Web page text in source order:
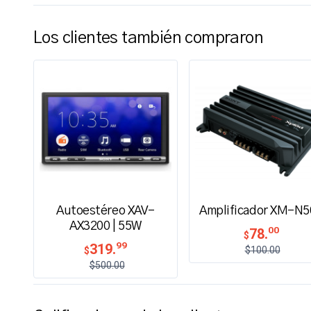
Los clientes también compraron
Autoestéreo XAV-
AX3200 | 55W
$319.99
$500.00
Amplificador XM-
$78.00
$100.00